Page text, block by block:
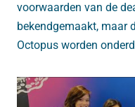
voorwaarden van de
bekendgemaakt, maar
Octopus worden